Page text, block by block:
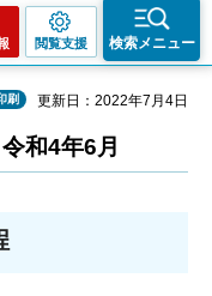
閲覧支援 検索メニュー
刷 更新日：2022年7月4日
和4年6月